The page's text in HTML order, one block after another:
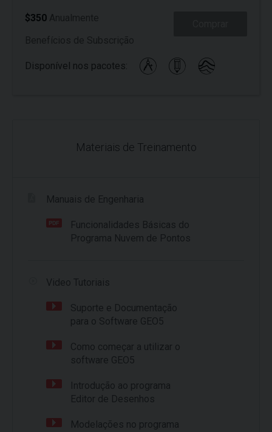
$350
Disponível nos pacotes:
Materiais de Treinamento
Manuais de Engenharia
Funcionalidades Básicas do
Programa Nuvem de Pontos
Video Tutoriais
Suporte e Documentação
para o Software GEO5
Como começar a utilizar o
software GEO5
Introdução ao programa
Editor de Desenhos
Modelações no programa